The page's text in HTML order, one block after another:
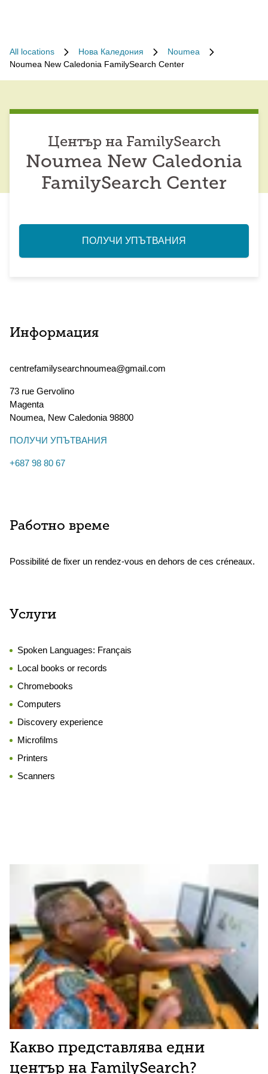
All locations Нова Каледония
Noumea
Noumea New Caledonia FamilySearch Center
Център на FamilySearch
Noumea New Caledonia
FamilySearch Center
ПОЛУЧИ УПЪТВАНИЯ
Информация
centrefamilysearchnoumea@gmail.com
73 rue Gervolino
Magenta
Noumea, New Caledonia 98800
ПОЛУЧИ УПЪТВАНИЯ
+687 98 80 67
Работно време
Possibilité de fixer un rendez-vous en dehors de ces créneaux.
Услуги
Spoken Languages: Français
Local books or records
Chromebooks
Computers
Discovery experience
Microfilms
Printers
Scanners
Какво представлява едни
център на FamilySearch?